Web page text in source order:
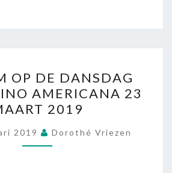
OP
DE
DANSDAG
MISA
LATINO
OP DE DANSDAG
AMERICANA 23
2019
2019 Dorothé Vriezen